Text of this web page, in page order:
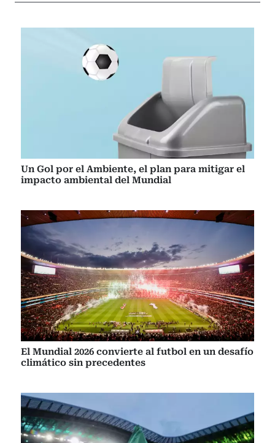
Un Gol por el Ambiente, el plan para mitigar el
impacto ambiental del Mundial
El Mundial 2026 convierte al futbol en un desafío
climático sin precedentes